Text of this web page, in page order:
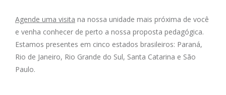
Agende uma visita na nossa unidade mais próxima de você
e venha conhecer de perto a nossa proposta pedagógica.
Estamos presentes em cinco estados brasileiros: Paraná,
Rio de Janeiro, Rio Grande do Sul, Santa Catarina e São
Paulo.